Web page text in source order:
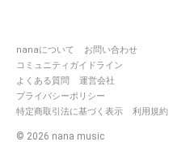
nanaについて
お問い合わせ
コミュニティガイドライン
よくある質問
運営会社
プライバシーポリシー
特定商取引法に基づく表示
利用規約
© 2026 nana music